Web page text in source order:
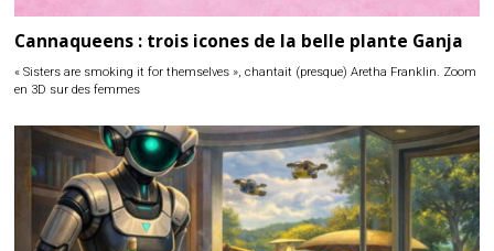
Cannaqueens : trois icones de la belle plante Ganja
« Sisters are smoking it for themselves », chantait (presque) Aretha Franklin. Zoom
en 3D sur des femmes